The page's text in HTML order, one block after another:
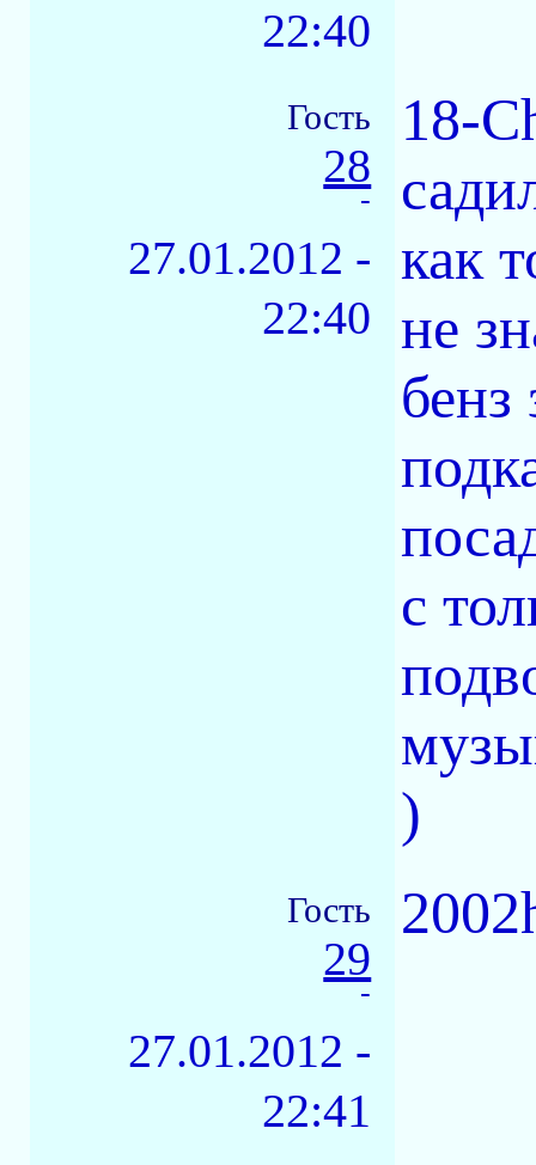
22:40
Гость
28
-
27.01.2012 -
22:40
18-
как
не
бенз
с
)
Гость
29
-
27.01.2012 -
22:41